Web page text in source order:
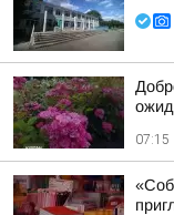
07:15